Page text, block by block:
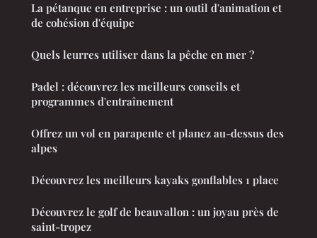
La pétanque en entreprise : un outil d'animation et
de cohésion d'équipe
Quels leurres utiliser dans la pêche en mer ?
Padel : découvrez les meilleurs conseils et
programmes d'entraînement
Offrez un vol en parapente et planez au-dessus des
alpes
Découvrez les meilleurs kayaks gonflables 1 place
Découvrez le golf de beauvallon : un joyau près de
saint-tropez